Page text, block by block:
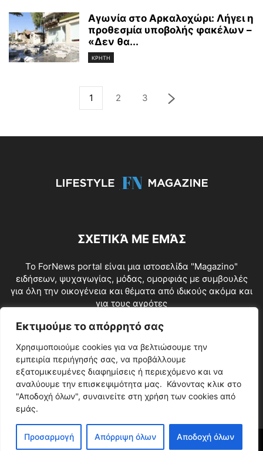
Εκτιμούμε το απόρρητό σας
Χρησιμοποιούμε cookies για να βελτιώσουμε την
εμπειρία περιήγησής σας, να προβάλλουμε
εξατομικευμένες διαφημίσεις ή περιεχόμενο και να
αναλύουμε την επισκεψιμότητα μας. Κάνοντας κλικ στο
"Αποδοχή όλων", συναινείτε στη χρήση των cookies από
εμάς.
Προσαρμογή Απόρριψη όλων Αποδοχή όλων
Αγωνία στο Αρκαλοχώρι: Λήγει η
προθεσμία υποβολής φακέλων –
«Δεν θα...
ΚΡΗΤΗ
1 2 3
ΣΧΕΤΙΚΆ ΜΕ ΕΜΆΣ
To ForNews portal είναι μια ιστοσελίδα "Μagazino"
ειδήσεων, ψυχαγωγίας, μόδας, ομορφιάς με συμβουλές
για όλη την οικογένεια και θέματα από ιδικούς ακόμα και
για τους αγρότες
Επικοινωνία:info@fornews.gr
ΑΚΟΛΟΥΘΗΣΕ ΜΑΣ
© Copyright 2020 - ForNews.gr